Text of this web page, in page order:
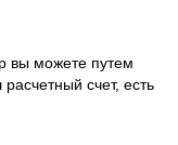
вы можете путем
счет, есть